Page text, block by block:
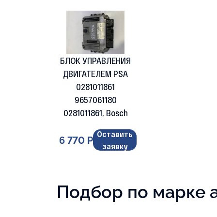
БЛОК УПРАВЛЕНИЯ
ДВИГАТЕЛЕМ PSA
0281011861
9657061180
0281011861, Bosch
6 770 Р
Оставить
заявку
Подбор по марке